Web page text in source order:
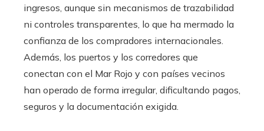
ingresos, aunque sin mecanismos de trazabilidad
ni controles transparentes, lo que ha mermado la
confianza de los compradores internacionales.
Además, los puertos y los corredores que
conectan con el Mar Rojo y con países vecinos
han operado de forma irregular, dificultando pagos,
seguros y la documentación exigida.